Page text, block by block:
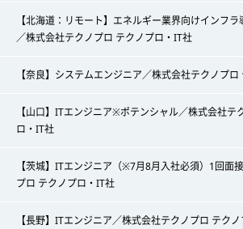
【北海道：リモート】エネルギー業界向けインフ
／株式会社テクノプロ テクノプロ・IT社
【奈良】システムエンジニア／株式会社テクノプ
【山口】ITエンジニア※ポテンシャル／株式会社テ
ロ・IT社
【茨城】ITエンジニア（※7月8月入社必須）1回面
プロ テクノプロ・IT社
【長野】ITエンジニア／株式会社テクノプロ テク